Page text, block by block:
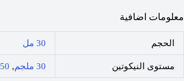
معلومات اضافية
الحجم 30 مل
مستوى النيكوتين 30 ملجم , 50 ملجم